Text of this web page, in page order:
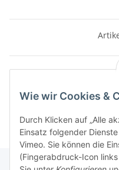
Wie wir Cookies &
Durch Klicken auf „Alle
Einsatz folgender
Vimeo. Sie können die
(Fingerabdruck-Icon
Kategorien